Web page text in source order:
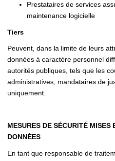
Prestataires de services
maintenance logicielle
Tiers
Peuvent, dans la limite de leurs
données à caractère personnel
autorités publiques, tels que les
administratives, mandataires de
uniquement.
MESURES DE SÉCURITÉ MISES
DONNÉES
En tant que responsable de